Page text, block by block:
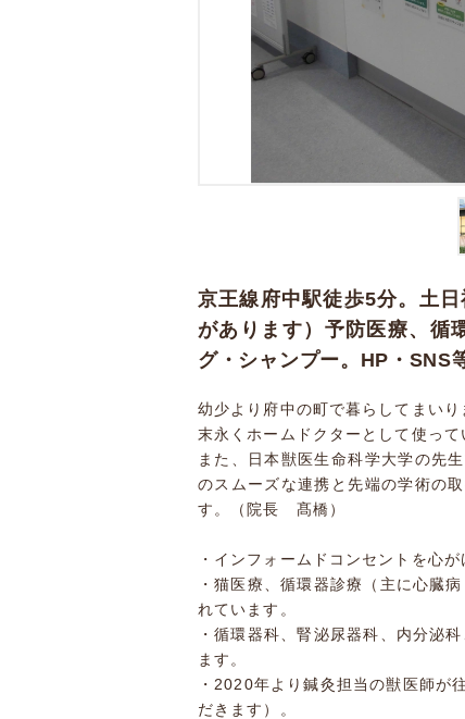
京王線府中駅徒歩5分。土
があります）予防医療、循
グ・シャンプー。HP・SNS
幼少より府中の町で暮らしてまいり
末永くホームドクターとして使っ
また、日本獣医生命科学大学の先
のスムーズな連携と先端の学術の
す。（院長 髙橋）
・インフォームドコンセントを心が
・猫医療、循環器診療（主に心臓
れています。
・循環器科、腎泌尿器科、内分泌
ます。
・2020年より鍼灸担当の獣医師が
だきます）。